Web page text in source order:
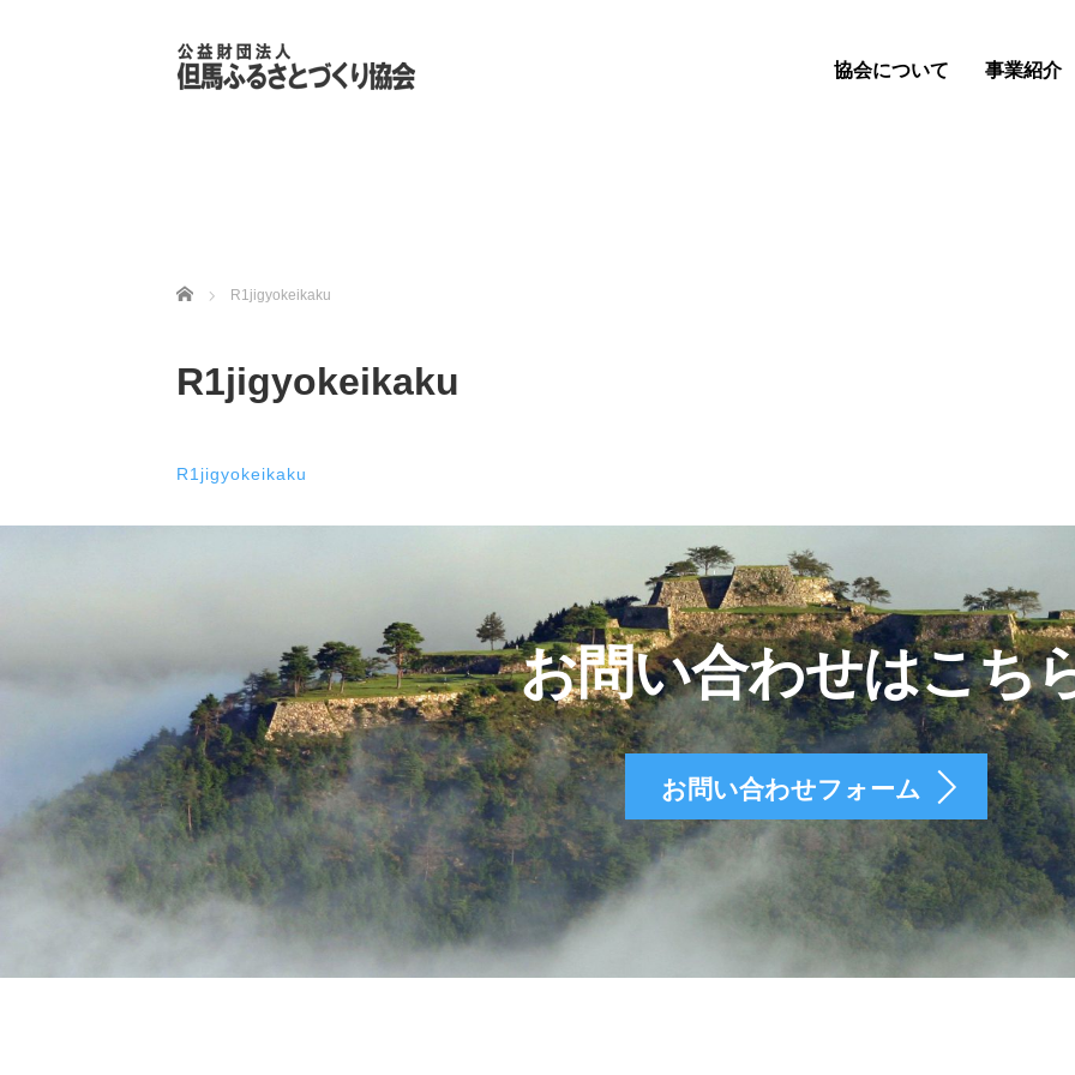
協会について 事業紹介
ホーム R1jigyokeikaku
R1jigyokeikaku
R1jigyokeikaku
お問い合わせはこち
お問い合わせフォーム